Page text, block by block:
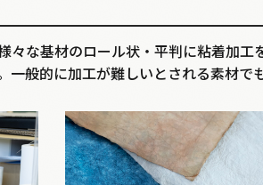
な基材のロール状・平判に粘着加工
一般的に加工が難しいとされる素材で